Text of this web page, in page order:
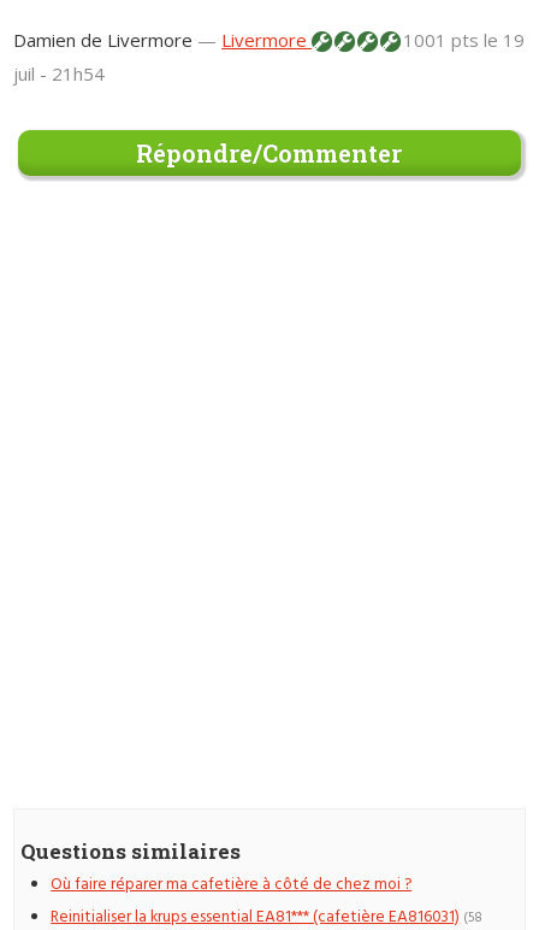
Damien de Livermore — Livermore 1001 ptsle 19
juil - 21h54
Répondre/Commenter
Questions similaires
Où faire réparer ma cafetière à côté de chez moi ?
Reinitialiser la krups essential EA81*** (cafetière EA816031) (58